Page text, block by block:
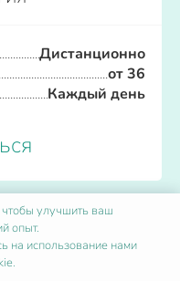
Дистанционно
от 36
Каждый день
чтобы улучшить ваш
опыт.
на использование нами